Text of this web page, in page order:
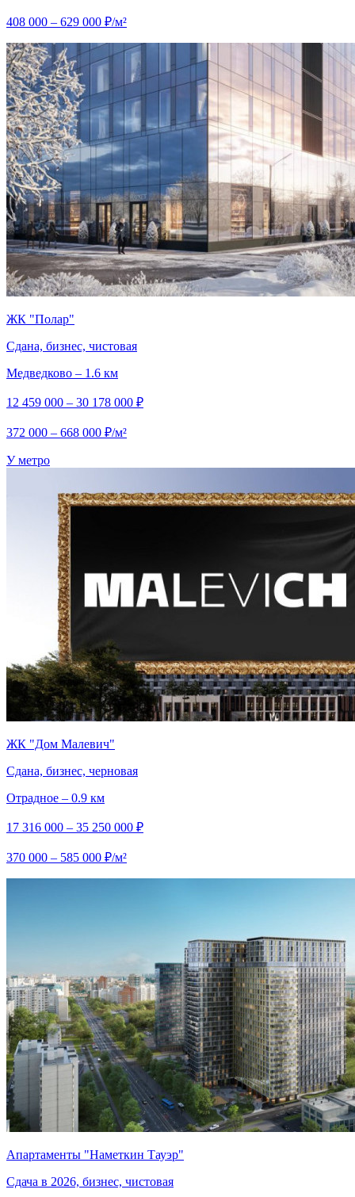
408 000 – 629 000 ₽/м²
ЖК "Полар"
Сдана, бизнес, чистовая
Медведково – 1.6 км
12 459 000 – 30 178 000 ₽
372 000 – 668 000 ₽/м²
У метро
ЖК "Дом Малевич"
Сдана, бизнес, черновая
Отрадное – 0.9 км
17 316 000 – 35 250 000 ₽
370 000 – 585 000 ₽/м²
Апартаменты "Наметкин Тауэр"
Сдача в 2026, бизнес, чистовая